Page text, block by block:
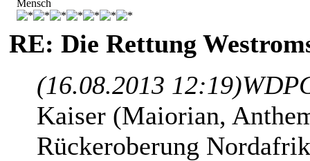
Mensch
RE: Die Rettung
(16.08.2013 12:19)
Kaiser (Maiorian,
Rückeroberung